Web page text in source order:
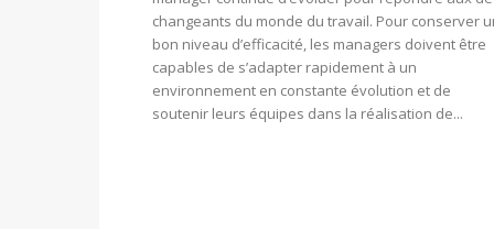
changeants du monde du travail. Pour conserver
bon niveau d’efficacité, les managers doivent être
capables de s’adapter rapidement à un
environnement en constante évolution et de
soutenir leurs équipes dans la réalisation de...